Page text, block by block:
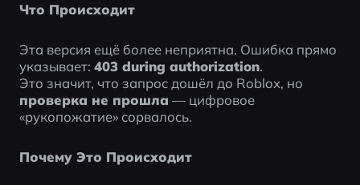
Что Происходит
Эта версия ещё более неприятна. Ошибка прямо
указывает: 403 during authorization.
проверка не прошла — цифровое
«рукопожатие» сорвалось.
Почему Это Происходит